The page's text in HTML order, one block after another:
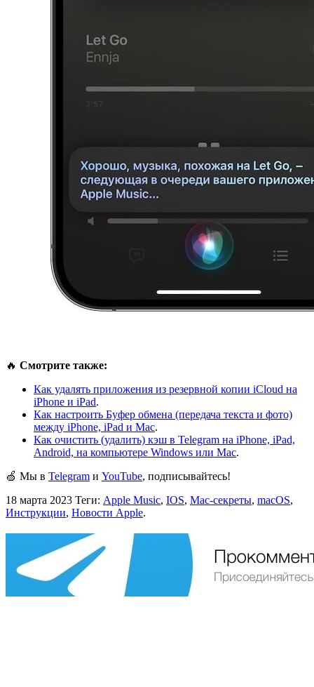
🔥 Смотрите также:
Как удалять приложения из резервной копии iCloud на
iPhone и iPad.
Как настроить Буфер обмена (передача текста и фото)
между iPhone, iPad и Mac.
Как очистить (удалить) кэш в Telegram на iPhone, iPad,
Android, на компьютере Windows или Mac.
🍏 Мы в Telegram и YouTube, подписывайтесь!
18 марта 2023 Теги: Apple Music, IOS, Mac-секреты, macOS,
Инструкции, Новости Apple.